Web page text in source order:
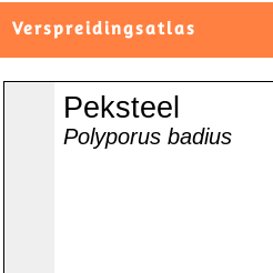
Verspreidingsatlas